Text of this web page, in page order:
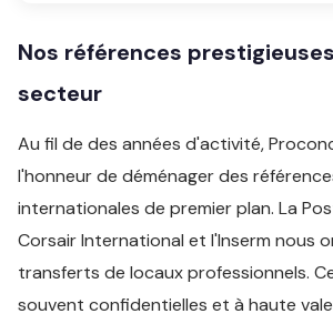
Nos références
secteur
Au fil de des années d'activité,
l'honneur de déménager des
internationales de premier plan. La
Corsair International et l'Inserm nous
transferts de locaux professionnels.
souvent confidentielles et à haute